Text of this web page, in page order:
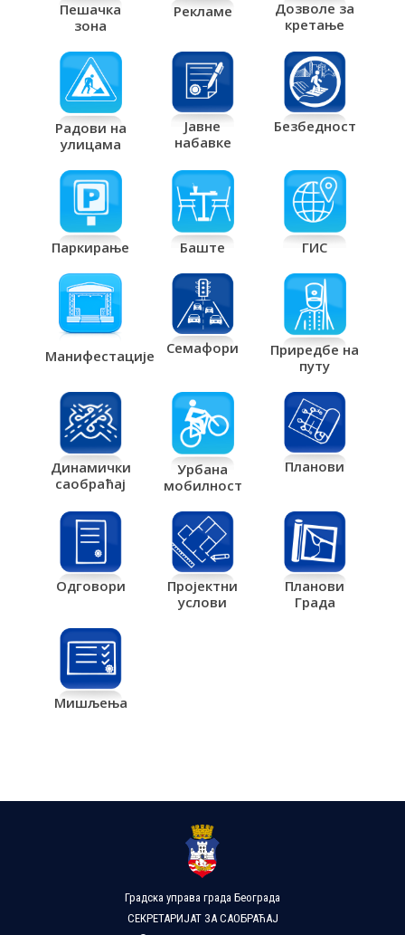
Пешачка
зона
Рекламе
Дозволе за
кретање
Радови на
улицама
Јавне
набавке
Безбедност
Паркирање Баште ГИС
Манифестације Семафори
Приредбе на
путу
Динамички
саобраћај
Урбана
мобилност
Планови
Одговори
Пројектни
услови
Планови
Града
Мишљења
Градска управа града Београда
СЕКРЕТАРИЈАТ ЗА САОБРАЋАЈ